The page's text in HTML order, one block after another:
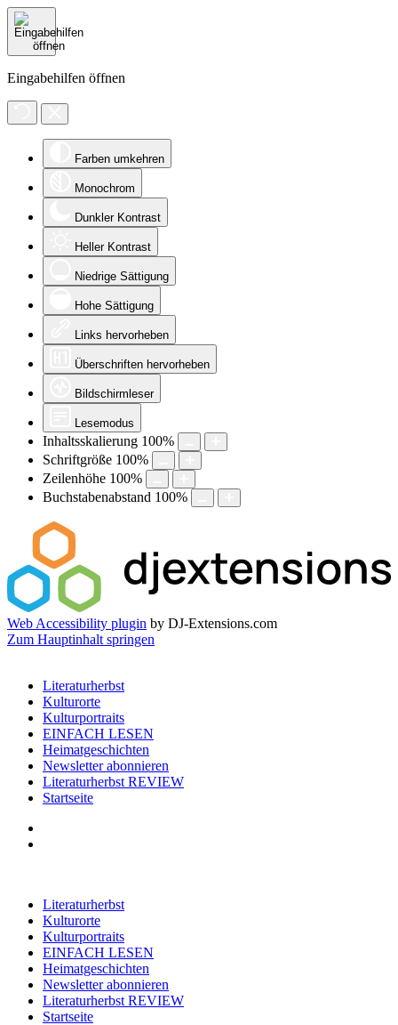
Eingabehilfen öffnen
Farben umkehren
Monochrom
Dunkler Kontrast
Heller Kontrast
Niedrige Sättigung
Hohe Sättigung
Links hervorheben
Überschriften hervorheben
Bildschirmleser
Lesemodus
Inhaltsskalierung 100%
Schriftgröße 100%
Zeilenhöhe 100%
Buchstabenabstand 100%
Web Accessibility plugin by DJ-Extensions.com
Zum Hauptinhalt springen
Literaturherbst
Kulturorte
Kulturportraits
EINFACH LESEN
Heimatgeschichten
Newsletter abonnieren
Literaturherbst REVIEW
Startseite
Literaturherbst
Kulturorte
Kulturportraits
EINFACH LESEN
Heimatgeschichten
Newsletter abonnieren
Literaturherbst REVIEW
Startseite